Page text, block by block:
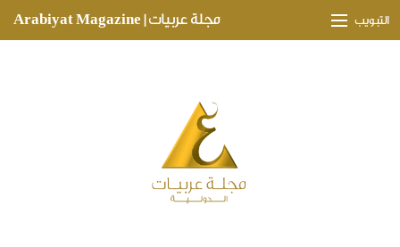
مجلة عربيات | Arabiyat Magazine التبويب